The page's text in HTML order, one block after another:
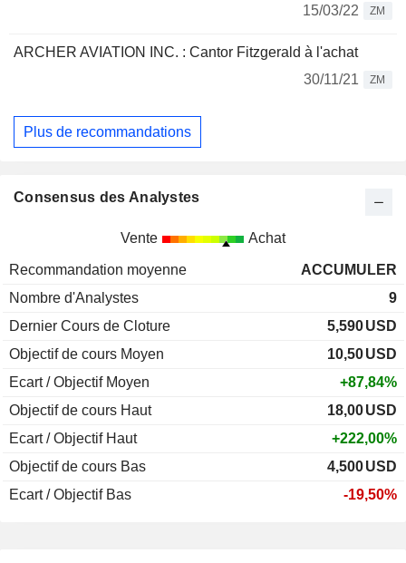
15/03/22
ZM
ARCHER AVIATION INC. : Cantor Fitzgerald à l'achat
30/11/21
ZM
Plus de recommandations
Consensus des Analystes
Vente Achat
Recommandation moyenne
ACCUMULER
Nombre d'Analystes
9
Dernier Cours de Cloture
5,590USD
Objectif de cours Moyen
10,50USD
Ecart / Objectif Moyen
+87,84%
Objectif de cours Haut
18,00USD
Ecart / Objectif Haut
+222,00%
Objectif de cours Bas
4,500USD
Ecart / Objectif Bas
-19,50%